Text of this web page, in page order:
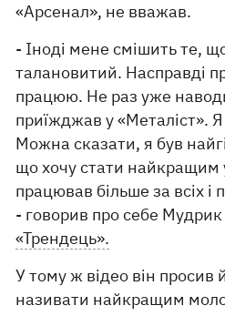
«Арсенал», не вважав.
- Іноді мене смішить те,
талановитий. Насправді
працюю. Не раз уже
приїжджав у «Металіст».
Можна сказати, я був
що хочу стати найкращим
працював більше за всіх
- говорив про себе Мудрик
«Трендець».
У тому ж відео він просив
називати найкращим